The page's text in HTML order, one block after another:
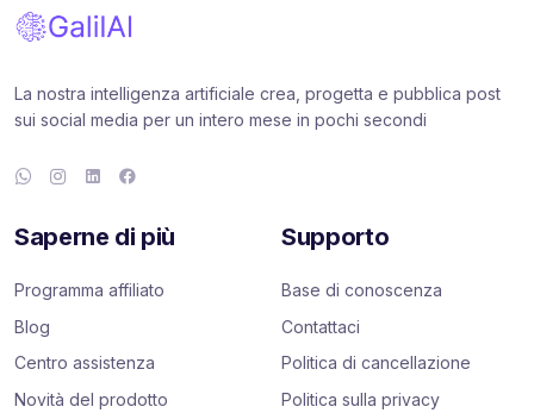
La nostra intelligenza artificiale crea, progetta e pubblica post
sui social media per un intero mese in pochi secondi
Saperne di più
Programma affiliato
Blog
Centro assistenza
Novità del prodotto
Supporto
Base di conoscenza
Contattaci
Politica di cancellazione
Politica sulla privacy